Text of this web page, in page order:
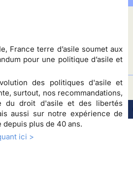
France terre d’asile soumet aux
pour une politique d’asile et
des politiques d'asile et
surtout, nos recommandations,
du droit d'asile et des libertés
aussi sur notre expérience de
depuis plus de 40 ans.
ici >